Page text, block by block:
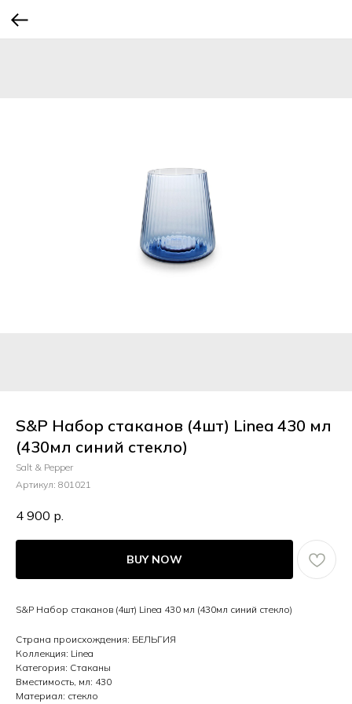
S&P Набор стаканов (4шт) Linea 430 мл
(430мл синий стекло)
Salt & Pepper
Артикул: 801021
4 900 р.
BUY NOW
S&P Набор стаканов (4шт) Linea 430 мл (430мл синий стекло)
Страна происхождения: БЕЛЬГИЯ
Коллекция: Linea
Категория: Стаканы
Вместимость, мл: 430
Материал: стекло